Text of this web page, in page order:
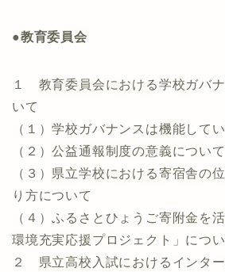
●教育委員会
１ 教育委員会における学校ガバ
いて
（１）学校ガバナンスは機能して
（２）公益通報制度の意義について
（３）県立学校における寄宿舎の
り方について
（４）ふるさとひょうご寄附金を
環境充実応援プロジェクト」につ
２ 県立高校入試におけるインタ